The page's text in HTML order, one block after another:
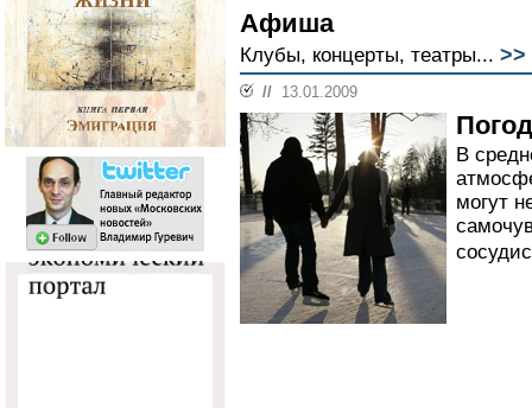
Афиша
Клубы, концерты, театры... >>
// 13.01.2009
В
могут